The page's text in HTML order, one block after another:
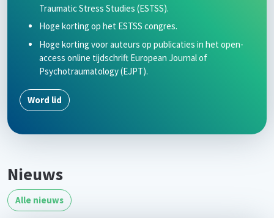
Traumatic Stress Studies (ESTSS).
Hoge korting op het ESTSS congres.
Hoge korting voor auteurs op publicaties in het open-
access online tijdschrift European Journal of
Psychotraumatology (EJPT).
Word lid
Nieuws
Alle nieuws